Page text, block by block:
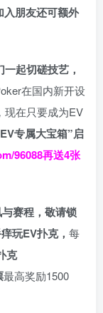
入朋友还可额外
起切磋技艺，
在国内新开设
现在只要成为EV
专属大宝箱”启
96088再送4张
赛程， 敬请锁
玩EV扑克， 每
克
最高奖励1500